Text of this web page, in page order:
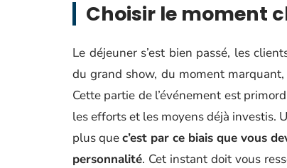
Choisir le moment
Le déjeuner s’est bien passé, les
du grand show, du moment
Cette partie de l’événement est
les efforts et les moyens déjà investis.
plus quec’est par ce biais que vous
personnalité. Cet instant doit vous